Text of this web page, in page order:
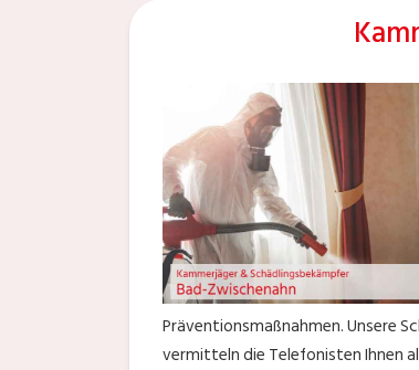
Präventionsmaßnahmen. Unsere
vermitteln die Telefonisten Ihnen